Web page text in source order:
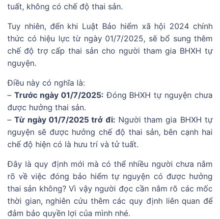
tuất, không có chế độ thai sản.
Tuy nhiên, đến khi Luật Bảo hiểm xã hội 2024 chính
thức có hiệu lực từ ngày 01/7/2025, sẽ bổ sung thêm
chế độ trợ cấp thai sản cho người tham gia BHXH tự
nguyện.
Điều này có nghĩa là:
– Trước ngày 01/7/2025: Đóng BHXH tự nguyện chưa
được hưởng thai sản.
–Từ ngày 01/7/2025 trở đi: Người tham gia BHXH tự
nguyện sẽ được hưởng chế độ thai sản, bên cạnh hai
chế độ hiện có là hưu trí và tử tuất.
Đây là quy định mới mà có thể nhiều người chưa nắm
rõ về việc đóng bảo hiểm tự nguyện có được hưởng
thai sản không? Vì vậy người đọc cần nắm rõ các mốc
thời gian, nghiên cứu thêm các quy định liên quan để
đảm bảo quyền lợi của mình nhé.